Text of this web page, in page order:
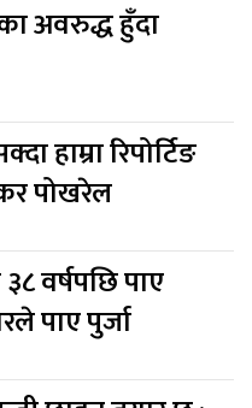
अवरुद्ध हुँदा
हाम्रा रिपोर्टिङ
पोखरेल
वर्षपछि पाए
पाए पुर्जा